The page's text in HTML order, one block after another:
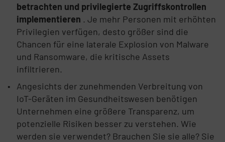
betrachten und privilegierte Zugriffskontrollen
implementieren . Je mehr Personen mit erhöhten
Privilegien verfügen, desto größer sind die
Chancen für eine laterale Explosion von Malware
und Ransomware, die kritische Assets
infiltrieren.
Angesichts der zunehmenden Verbreitung von
IoT-Geräten im Gesundheitswesen benötigen
Unternehmen eine größere Transparenz, um
potenzielle Risiken besser zu verstehen. Wie
werden sie verwendet? Brauchen Sie sie alle? Sie